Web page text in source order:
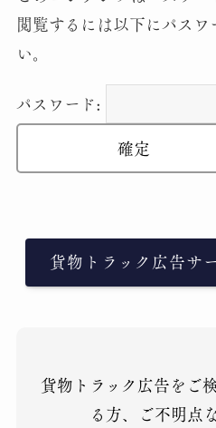
閲覧するには以下にパスワ
い。
パスワード:
貨物トラック広告サ
貨物トラック広告をご
る方、ご不明点